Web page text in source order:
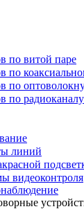
по витой паре
по
по
по радиоканалу
линий
видеоконтроля